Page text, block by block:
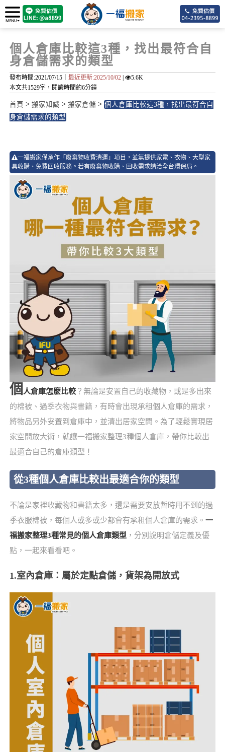
個人倉庫比較這3種，找出最符合自
身倉儲需求的類型
發布時間:2021/07/15｜ 最近更新:2025/10/02|
5.6K
本文共1529字，閱讀時間約6分鐘
首頁 > 搬家知識 > 搬家倉儲 > 個人倉庫比較這3種，找出最符合自
身倉儲需求的類型
一福搬家僅承作「廢棄物收費清運」項目，並無提供家電、衣物、大型家
具收購、免費回收服務。若有廢棄物收購、回收需求請洽全台環保局。
個 人倉庫怎麼比較？無論是安置自己的收藏物，或是多出來
的棉被、過季衣物與書籍，有時會出現承租個人倉庫的需求，
將物品另外安置到倉庫中，並清出居家空間。為了輕鬆實現居
家空間放大術，就讓一福搬家整理3種個人倉庫，帶你比較出
最適合自己的倉庫類型！
從3種個人倉庫比較出最適合你的類型
不論是家裡收藏物和書籍太多，還是需要安放暫時用不到的過
季衣服棉被，每個人或多或少都會有承租個人倉庫的需求。 一
福搬家整理3種常見的個人倉庫類型 ，分別說明倉儲定義及優
點，一起來看看吧。
1.室內倉庫：屬於定點倉儲，貨架為開放式